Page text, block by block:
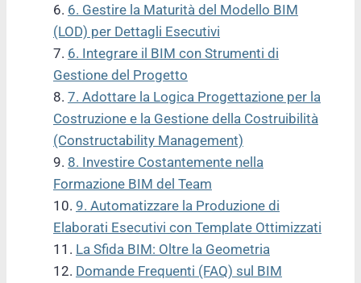
6. Gestire la Maturità del Modello BIM
(LOD) per Dettagli Esecutivi
6. Integrare il BIM con Strumenti di
Gestione del Progetto
7. Adottare la Logica Progettazione per la
Costruzione e la Gestione della Costruibilità
(Constructability Management)
8. Investire Costantemente nella
Formazione BIM del Team
9. Automatizzare la Produzione di
Elaborati Esecutivi con Template Ottimizzati
La Sfida BIM: Oltre la Geometria
Domande Frequenti (FAQ) sul BIM